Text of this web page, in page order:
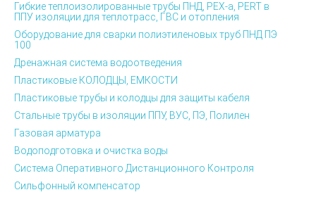
Гибкие теплоизолированные трубы ПНД, PEX-а, PERT в
ППУ изоляции для теплотрасс, ГВС и отопления
Оборудование для сварки полиэтиленовых труб ПНД ПЭ
100
Дренажная система водоотведения
Пластиковые КОЛОДЦЫ, ЕМКОСТИ
Пластиковые трубы и колодцы для защиты кабеля
Стальные трубы в изоляции ППУ, ВУС, ПЭ, Полилен
Газовая арматура
Водоподготовка и очистка воды
Система Оперативного Дистанционного Контроля
Сильфонный компенсатор